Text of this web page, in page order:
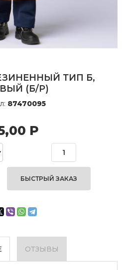
ТИП Б,
(Б/Р)
87470095
Р
БЫСТРЫЙ ЗАКАЗ
ОТЗЫВЫ